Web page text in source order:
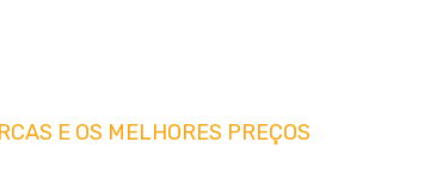
E OS MELHORES PREÇOS